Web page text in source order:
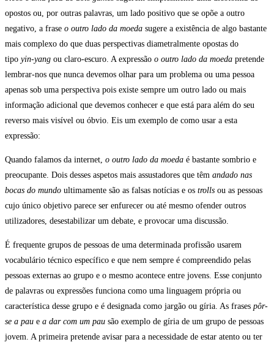
opostos ou, por outras palavras, um lado positivo que se opõe a outro
negativo, a frase o outro lado da moeda sugere a existência de algo bastante
mais complexo do que duas perspectivas diametralmente opostas do
tipo yin-yang ou claro-escuro. A expressão o outro lado da moeda pretende
lembrar-nos que nunca devemos olhar para um problema ou uma pessoa
apenas sob uma perspectiva pois existe sempre um outro lado ou mais
informação adicional que devemos conhecer e que está para além do seu
reverso mais visível ou óbvio. Eis um exemplo de como usar a esta
expressão:
Quando falamos da internet, o outro lado da moeda é bastante sombrio e
preocupante. Dois desses aspetos mais assustadores que têm andado nas
bocas do mundo ultimamente são as falsas notícias e os trolls ou as pessoas
cujo único objetivo parece ser enfurecer ou até mesmo ofender outros
utilizadores, desestabilizar um debate, e provocar uma discussão.
É frequente grupos de pessoas de uma determinada profissão usarem
vocabulário técnico específico e que nem sempre é compreendido pelas
pessoas externas ao grupo e o mesmo acontece entre jovens. Esse conjunto
de palavras ou expressões funciona como uma linguagem própria ou
característica desse grupo e é designada como jargão ou gíria. As frases pôr-
se a pau e a dar com um pau são exemplo de gíria de um grupo de pessoas
jovem. A primeira pretende avisar para a necessidade de estar atento ou ter